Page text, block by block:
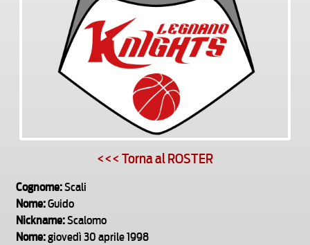
<<< Torna al ROSTER
Cognome:Scali
Nome:Guido
Nickname:Scalomo
Nome:giovedì 30 aprile 1998